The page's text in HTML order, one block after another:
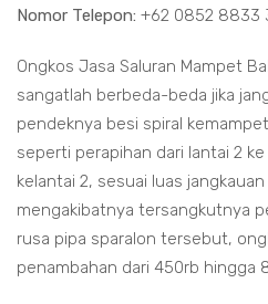
Nomor Telepon: +62 0852 8833
Ongkos Jasa Saluran Mampet
sangatlah berbeda-beda jika
pendeknya besi spiral
seperti perapihan dari lantai 2
kelantai 2, sesuai luas
mengakibatnya tersangkutnya
rusa pipa sparalon tersebut,
penambahan dari 450rb hingga